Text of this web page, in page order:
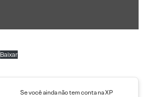
Baixar
Se você ainda não tem conta na XP